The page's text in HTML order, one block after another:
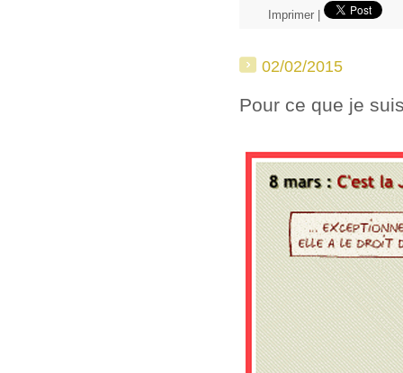
Imprimer
02/02/2015
Pour ce que je